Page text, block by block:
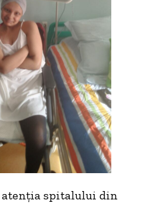
atenția spitalului din